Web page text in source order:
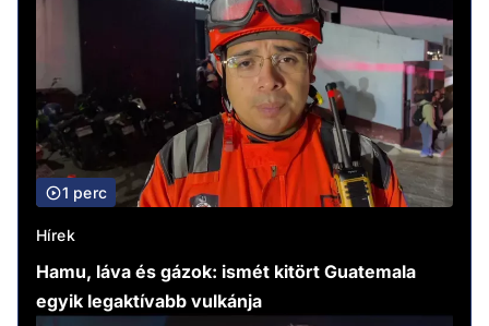
1 perc
Hírek
Hamu, láva és gázok: ismét kitört Guatemala
egyik legaktívabb vulkánja